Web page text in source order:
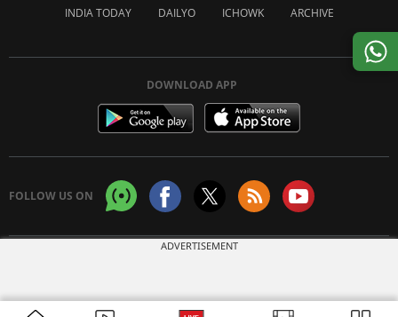
INDIA TODAY DAILYO ICHOWK ARCHIVE
DOWNLOAD APP
FOLLOW US ON
ADVERTISEMENT